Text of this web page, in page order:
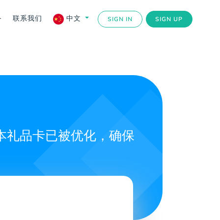
联系我们 中文 SIGN IN SIGN UP
品卡已被优化，确保